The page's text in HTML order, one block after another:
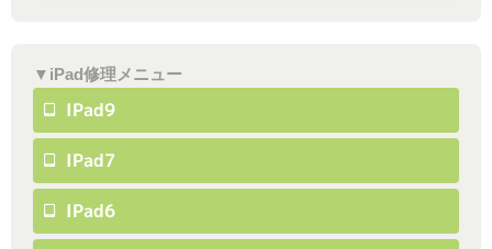
▼iPad修理メニュー
IPad9
IPad7
IPad6